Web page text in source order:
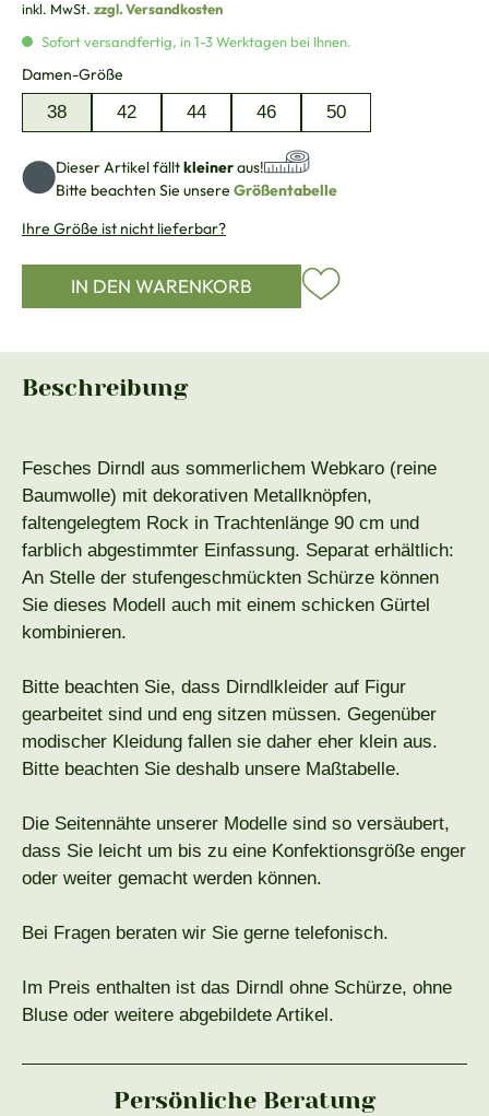
inkl. MwSt. zzgl. Versandkosten
Sofort versandfertig, in 1-3 Werktagen bei Ihnen.
Damen-Größe
38 42 44 46 50
Dieser Artikel fälltkleineraus!
Bitte beachten Sie unsere Größentabelle
Ihre Größe ist nicht lieferbar?
IN DEN WARENKORB
Beschreibung
Fesches Dirndl aus sommerlichem Webkaro (reine
Baumwolle) mit dekorativen Metallknöpfen,
faltengelegtem Rock in Trachtenlänge 90 cm und
farblich abgestimmter Einfassung. Separat erhältlich:
An Stelle der stufengeschmückten Schürze können
Sie dieses Modell auch mit einem schicken Gürtel
kombinieren.
Bitte beachten Sie, dass Dirndlkleider auf Figur
gearbeitet sind und eng sitzen müssen. Gegenüber
modischer Kleidung fallen sie daher eher klein aus.
Bitte beachten Sie deshalb unsere Maßtabelle.
Die Seitennähte unserer Modelle sind so versäubert,
dass Sie leicht um bis zu eine Konfektionsgröße enger
oder weiter gemacht werden können.
Bei Fragen beraten wir Sie gerne telefonisch.
Im Preis enthalten ist das Dirndl ohne Schürze, ohne
Bluse oder weitere abgebildete Artikel.
Persönliche Beratung